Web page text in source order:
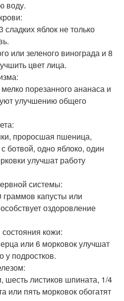
воду.
сладких яблок не только
или зеленого винограда и 8
цвет лица.
порезанного ананаса и
улучшению общего
проросшая пшеница,
ботвой, одно яблоко, один
улучшат работу
системы:
граммов капусты или
оздоровление
кожи:
или 6 морковок улучшат
у подростков.
шесть листиков шпината, 1/4
или пять морковок обогатят